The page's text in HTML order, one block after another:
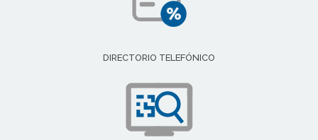
DIRECTORIO TELEFÓNICO